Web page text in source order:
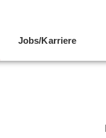
Jobs/Karriere